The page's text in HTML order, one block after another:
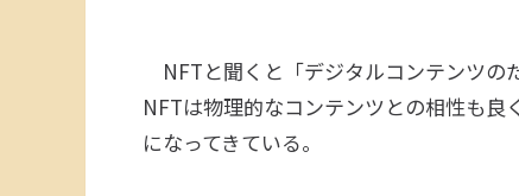
NFTと聞くと「デジタルコンテンツの
NFTは物理的なコンテンツとの相性も
になってきている。